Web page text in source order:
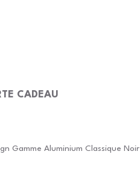
CADEAU
Gamme Aluminium Classique Noir